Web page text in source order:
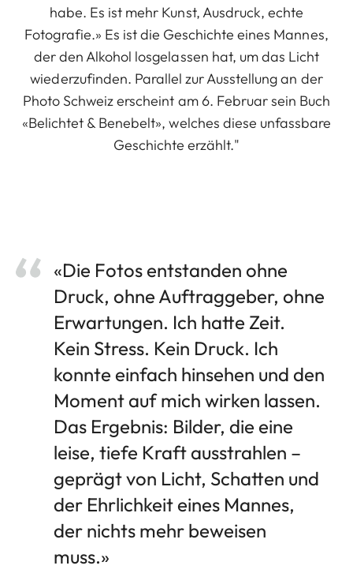
habe. Es ist mehr Kunst, Ausdruck, echte
Fotografie.» Es ist die Geschichte eines Mannes,
der den Alkohol losgelassen hat, um das Licht
wiederzufinden. Parallel zur Ausstellung an der
Photo Schweiz erscheint am 6. Februar sein Buch
«Belichtet & Benebelt», welches diese unfassbare
Geschichte erzählt."
«Die Fotos entstanden ohne
Druck, ohne Auftraggeber, ohne
Erwartungen. Ich hatte Zeit.
Kein Stress. Kein Druck. Ich
konnte einfach hinsehen und den
Moment auf mich wirken lassen.
Das Ergebnis: Bilder, die eine
leise, tiefe Kraft ausstrahlen –
geprägt von Licht, Schatten und
der Ehrlichkeit eines Mannes,
der nichts mehr beweisen
muss.»